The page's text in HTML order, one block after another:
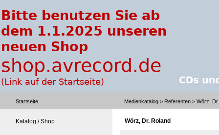
Startseite Medienkatalog > Referenten > Wörz,
Katalog / Shop Wörz, Dr. Roland